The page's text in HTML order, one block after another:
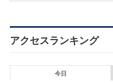
アクセスランキング
今日